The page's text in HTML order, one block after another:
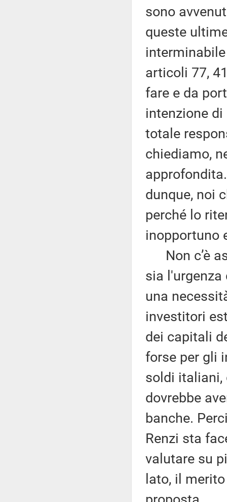
sono
queste
articoli 77,
fare e da
intenzione
totale
chiediamo,
dunque, noi
perché lo
inopportuno
Non c’è
sia l'urgenza
una
investitori
dei capitali
forse per gli
soldi italiani,
dovrebbe
banche.
Renzi sta
valutare su
lato, il